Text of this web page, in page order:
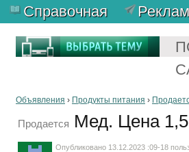
Справочная
Объявления › Продукты питания ›
Продается Мед. Цена 1,5
Опубликовано 13.12.2023 :09-18